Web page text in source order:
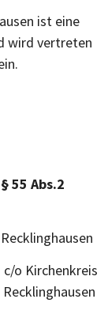
ist eine
wird vertreten
55 Abs.2
o Kirchenkreis